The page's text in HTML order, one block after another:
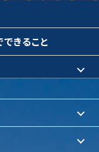
きること